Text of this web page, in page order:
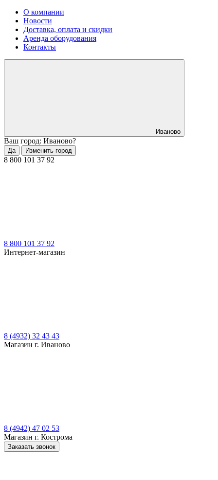
О компании
Новости
Доставка, оплата и скидки
Аренда оборудования
Контакты
Иваново
Ваш город: Иваново?
Да Изменить город
8 800 101 37 92
8 800 101 37 92
Интернет-магазин
8 (4932) 32 43 43
Магазин г. Иваново
8 (4942) 47 02 53
Магазин г. Кострома
Заказать звонок